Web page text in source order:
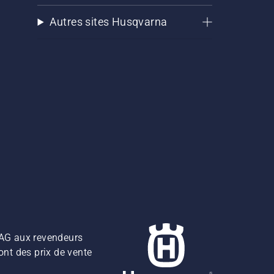
Autres sites Husqvarna
aux revendeurs
des prix de vente